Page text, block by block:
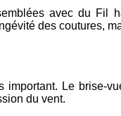
avec du Fil
des coutures,
important. Le brise-
du vent.